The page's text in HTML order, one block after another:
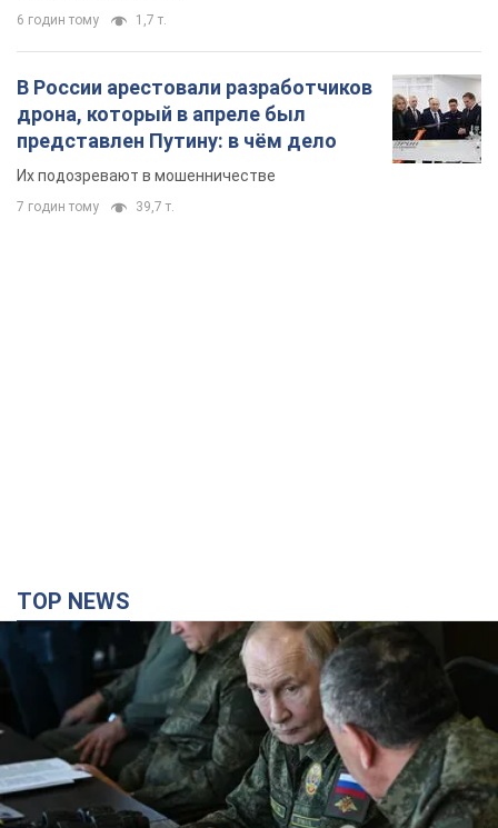
6 годин тому 1,7 т.
В России арестовали разработчиков
дрона, который в апреле был
представлен Путину: в чём дело
Их подозревают в мошенничестве
7 годин тому 39,7 т.
TOP NEWS